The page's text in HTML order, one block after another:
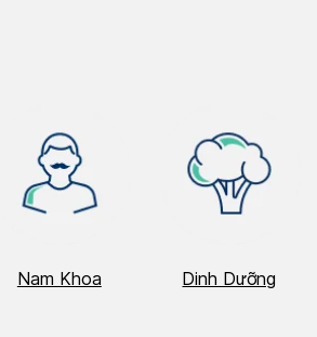
Nam Khoa Dinh Dưỡng